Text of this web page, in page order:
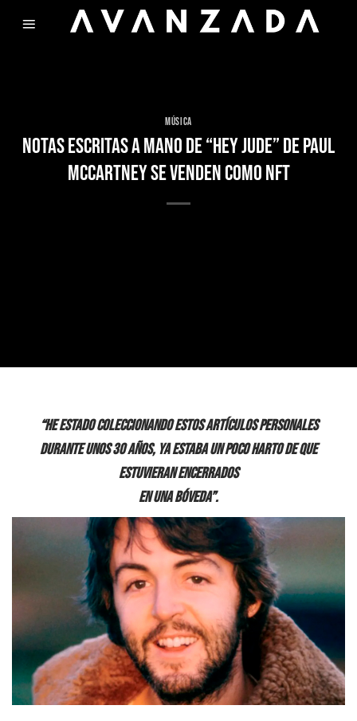
MÚSICA
NOTAS ESCRITAS A MANO DE “HEY JUDE” DE PAUL
McCARTNEY SE VENDEN COMO NFT
“He estado coleccionando estos artículos personales
durante unos 30 años, ya estaba un poco harto de que
estuvieran encerrados
en una bóveda”.